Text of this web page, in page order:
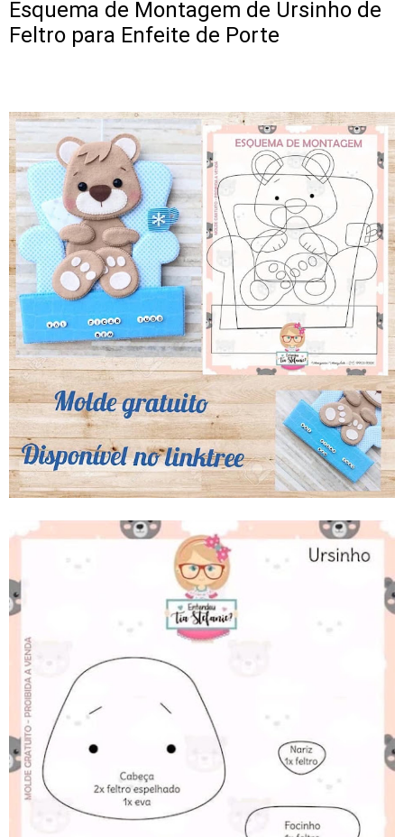
Esquema de Montagem de Ursinho de
Feltro para Enfeite de Porte